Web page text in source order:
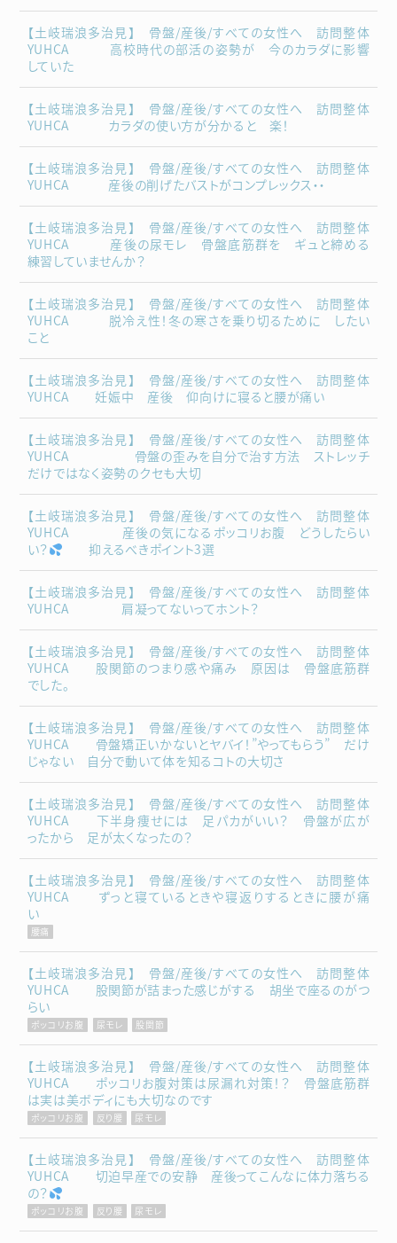
【土岐瑞浪多治見】 骨盤/産後/すべての女性へ 訪問整体
YUHCA 高校時代の部活の姿勢が 今のカラダに影響
していた
【土岐瑞浪多治見】 骨盤/産後/すべての女性へ 訪問整体
YUHCA カラダの使い方が分かると 楽！
【土岐瑞浪多治見】 骨盤/産後/すべての女性へ 訪問整体
YUHCA 産後の削げたバストがコンプレックス・・
【土岐瑞浪多治見】 骨盤/産後/すべての女性へ 訪問整体
YUHCA 産後の尿モレ 骨盤底筋群を ギュと締める
練習していませんか？
【土岐瑞浪多治見】 骨盤/産後/すべての女性へ 訪問整体
YUHCA 脱冷え性！冬の寒さを乗り切るために したい
こと
【土岐瑞浪多治見】 骨盤/産後/すべての女性へ 訪問整体
YUHCA 妊娠中 産後 仰向けに寝ると腰が痛い
【土岐瑞浪多治見】 骨盤/産後/すべての女性へ 訪問整体
YUHCA 骨盤の歪みを自分で治す方法 ストレッチ
だけではなく姿勢のクセも大切
【土岐瑞浪多治見】 骨盤/産後/すべての女性へ 訪問整体
YUHCA 産後の気になるポッコリお腹 どうしたらい
い？
抑えるべきポイント3選
【土岐瑞浪多治見】 骨盤/産後/すべての女性へ 訪問整体
YUHCA 肩凝ってないってホント？
【土岐瑞浪多治見】 骨盤/産後/すべての女性へ 訪問整体
YUHCA 股関節のつまり感や痛み 原因は 骨盤底筋群
でした。
【土岐瑞浪多治見】 骨盤/産後/すべての女性へ 訪問整体
YUHCA 骨盤矯正いかないとヤバイ！”やってもらう” だけ
じゃない 自分で動いて体を知るコトの大切さ
【土岐瑞浪多治見】 骨盤/産後/すべての女性へ 訪問整体
YUHCA 下半身痩せには 足パカがいい？ 骨盤が広が
ったから 足が太くなったの？
【土岐瑞浪多治見】 骨盤/産後/すべての女性へ 訪問整体
YUHCA ずっと寝ているときや寝返りするときに腰が痛
い
腰痛
【土岐瑞浪多治見】 骨盤/産後/すべての女性へ 訪問整体
YUHCA 股関節が詰まった感じがする 胡坐で座るのがつ
らい
ポッコリお腹 尿モレ 股関節
【土岐瑞浪多治見】 骨盤/産後/すべての女性へ 訪問整体
YUHCA ポッコリお腹対策は尿漏れ対策！？ 骨盤底筋群
は実は美ボディにも大切なのです
ポッコリお腹 反り腰 尿モレ
【土岐瑞浪多治見】 骨盤/産後/すべての女性へ 訪問整体
YUHCA 切迫早産での安静 産後ってこんなに体力落ちる
の？
ポッコリお腹 反り腰 尿モレ